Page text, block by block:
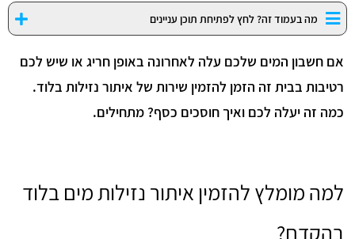
מה בעמוד זה? לחץ לפתיחת תוכן עניינים
אם חשבון המים שלכם עלה לאחרונה באופן חריג או שיש לכם
רטיבות בבית זה הזמן להזמין שירות של איתור נזילות בלוד.
כמה זה יעלה לכם ואיך חוסכים כסף? מתחילים.
למה מומלץ להזמין איתור נזילות מים בלוד
בהקדם?